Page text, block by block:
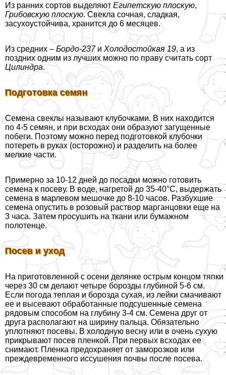
Из ранних сортов выделяют Египетскую плоскую,
Грибовскую плоскую. Свекла сочная, сладкая,
засухоустойчива, хранится до 6 месяцев.
Из средних – Бордо-237и Холодостойкая 19, а из
поздних одним из лучших можно по праву считать сорт
Цилиндра.
Подготовка семян
Семена свеклы называют клубочками. В них находится
по 4-5 семян, и при всходах они образуют загущенные
побеги. Поэтому можно перед подготовкой клубочки
потереть в руках (осторожно) и разделить на более
мелкие части.
Примерно за 10-12 дней до посадки можно готовить
семена к посеву. В воде, нагретой до 35-40°С, выдержать
семена в марлевом мешочке до 8-10 часов. Разбухшие
семена опустить в розовый раствор марганцовки еще на
3 часа. Затем просушить на ткани или бумажном
полотенце.
Посев и уход
На приготовленной с осени делянке острым концом тяпки
через 30 см делают четыре борозды глубиной 5-6 см.
Если погода теплая и борозда сухая, из лейки смачивают
ее и высевают обработанные подсушенные семена
рядовым способом на глубину 3-4 см. Семена друг от
друга располагают на ширину пальца. Обязательно
уплотняют посевы. В холодную весну или в очень сухую
прикрывают посев пленкой. При первых всходах ее
снимают. Пленка пpeдoxpaняет от заморозков или
преждевременного иссушения почвы после посева.